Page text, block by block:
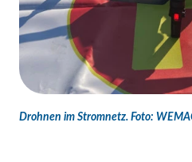
Drohnen im Stromnetz. Foto: